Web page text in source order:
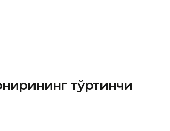
тўртинчи